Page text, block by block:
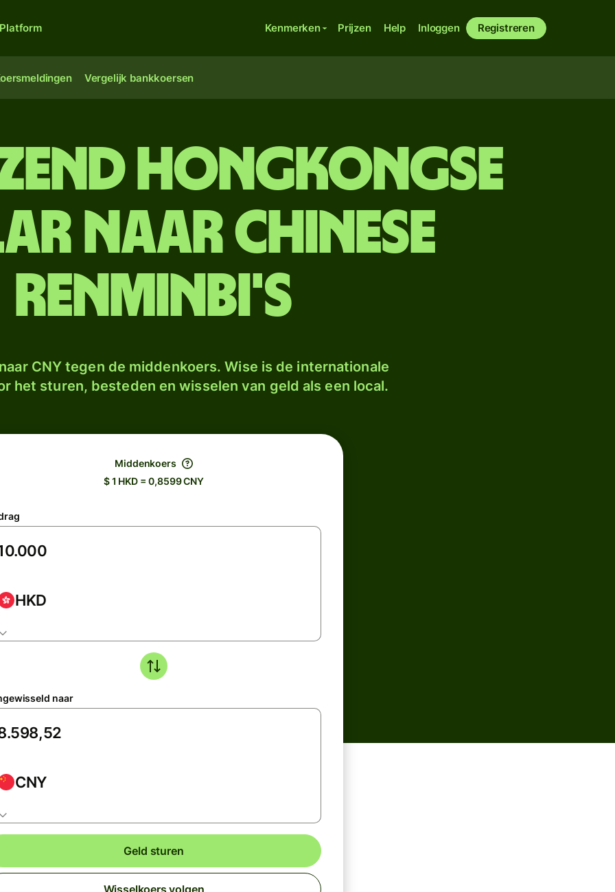
Platform Kenmerken Prijzen Help Inloggen Registreren
Vergelijk bankkoersen
Hongkongse
naar Chinese
renminbi's
CNY tegen de middenkoers. Wise is de internationale
het sturen, besteden en wisselen van geld als een local.
Middenkoers
$ 1 HKD = 0,8599 CNY
HKD
naar
CNY
Geld sturen
Wisselkoers volgen